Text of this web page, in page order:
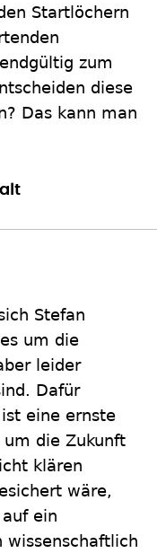
Startlöchern
zum
diese
Das kann man
Stefan
um die
leider
Dafür
eine ernste
um die Zukunft
klären
wäre,
ein
wissenschaftlich